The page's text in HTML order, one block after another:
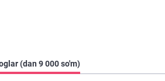
(dan 9 000 so'm)